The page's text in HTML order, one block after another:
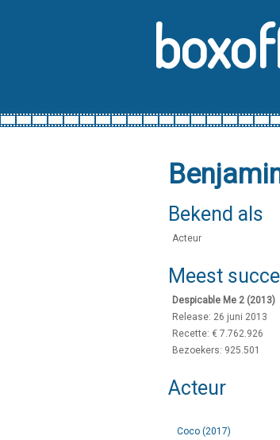
Bekend als
Acteur
Meest
Despicable Me 2 (2013)
Release: 26 juni 2013
Recette: € 7.762.926
Bezoekers: 925.501
Acteur
Coco (2017)